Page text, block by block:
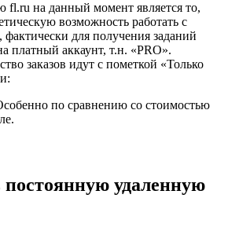
fl.ru на данный момент является то,
возможность работать с
фактически для получения заданий
платный аккаунт, т.н. «PRO».
заказов идут с пометкой «Только
по сравнению со стоимостью
удаленную